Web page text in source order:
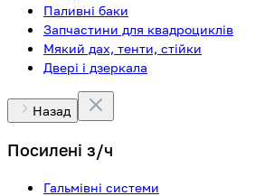
Паливні баки
Запчастини для квадроциклів
Мякий дах, тенти, стійки
Двері і дзеркала
Назад
Посилені з/ч
Гальмівні системи